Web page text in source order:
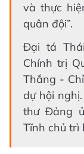
và thực
quân đội”.
Đại tá
Chính trị
Thắng -
dự hội
thư Đảng
Tĩnh chủ trì